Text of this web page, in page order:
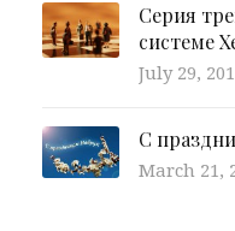
Серия
системе
July 29,
С
March 21,